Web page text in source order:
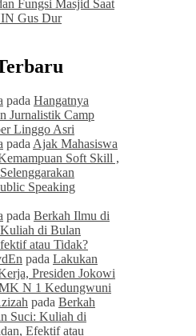
Fungsi Masjid Saat
Gus Dur
pada Hangatnya
Jurnalistik Camp
Linggo Asri
pada Ajak Mahasiswa
Soft Skill ,
Speaking
pada Berkah Ilmu di
di Bulan
atau Tidak?
pada Lakukan
Presiden Jokowi
N 1 Kedungwuni
pada Berkah
Suci: Kuliah di
Efektif atau